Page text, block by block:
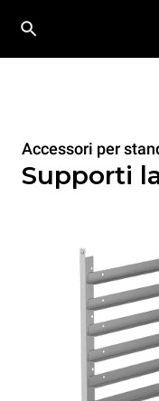
Accessori per
Supporti